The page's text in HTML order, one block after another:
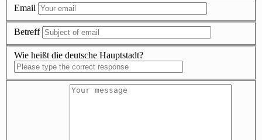
Email
Betreff
Wie heißt die deutsche Hauptstadt?